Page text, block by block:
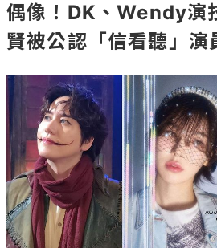
偶像！DK、Wendy演
賢被公認「信看聽」演